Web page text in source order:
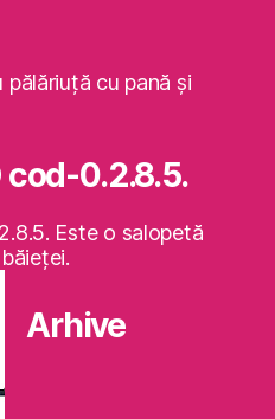
cu pană şi
cod-0.2.8.5.
Este o salopetă
Arhive